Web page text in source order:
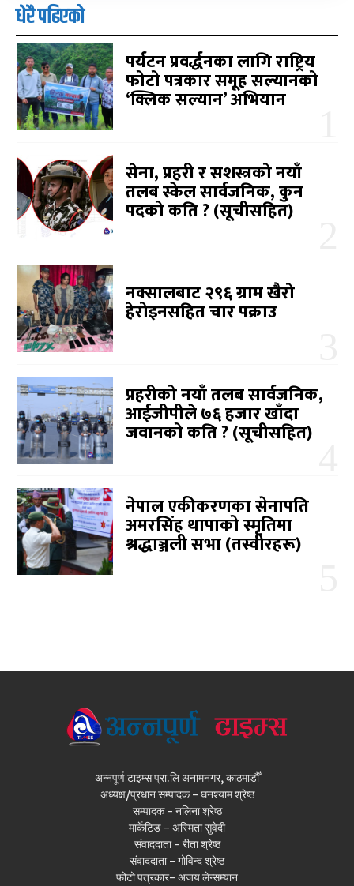
धेरै पढिएको
पर्यटन प्रवर्द्धनका लागि राष्ट्रिय
फोटो पत्रकार समूह सल्यानको
‘क्लिक सल्यान’ अभियान
सेना, प्रहरी र सशस्त्रको नयाँ
तलब स्केल सार्वजनिक, कुन
पदको कति ? (सूचीसहित)
नक्सालबाट २९६ ग्राम खैरो
हेरोइनसहित चार पक्राउ
प्रहरीको नयाँ तलब सार्वजनिक,
आईजीपीले ७६ हजार खाँदा
जवानको कति ? (सूचीसहित)
नेपाल एकीकरणका सेनापति
अमरसिंह थापाको स्मृतिमा
श्रद्धाञ्जली सभा (तस्वीरहरू)
अन्नपूर्ण टाइम्स प्रा.लि अनामनगर, काठमाडौँ
अध्यक्ष/प्रधान सम्पादक - घनश्याम श्रेष्ठ
सम्पादक - नलिना श्रेष्ठ
मार्केटिङ - अस्मिता सुवेदी
संवाददाता - रीता श्रेष्ठ
संवाददाता - गोविन्द श्रेष्ठ
फोटो पत्रकार- अजय लेन्सम्यान